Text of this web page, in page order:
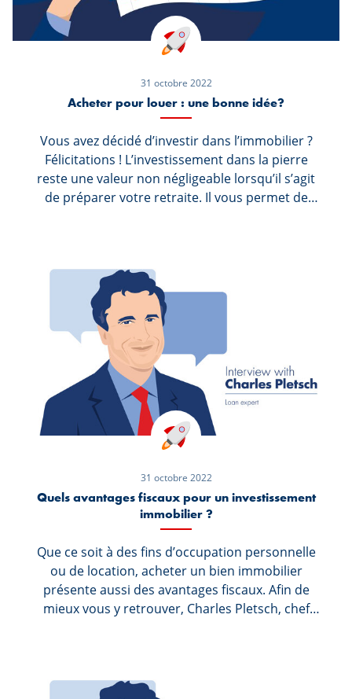
31 octobre 2022
Acheter pour louer : une bonne idée?
Vous avez décidé d’investir dans l’immobilier ?
Félicitations ! L’investissement dans la pierre
reste une valeur non négligeable lorsqu’il s’agit
de préparer votre retraite. Il vous permet de
informer avant de vous lancer. Voici quelques
idées pour un investissement locatif réussi.
31 octobre 2022
Quels avantages fiscaux pour un investissement
immobilier ?
Que ce soit à des fins d’occupation personnelle
ou de location, acheter un bien immobilier
présente aussi des avantages fiscaux. Afin de
mieux vous y retrouver, Charles Pletsch, chef